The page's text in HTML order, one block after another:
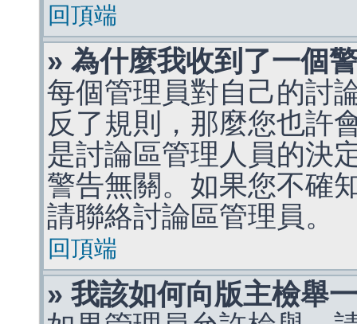
回頂端
» 為什麼我收到了一個
每個管理員對自己的討
反了規則，那麼您也許
是討論區管理人員的決
警告無關。如果您不確
請聯絡討論區管理員。
回頂端
» 我該如何向版主檢舉